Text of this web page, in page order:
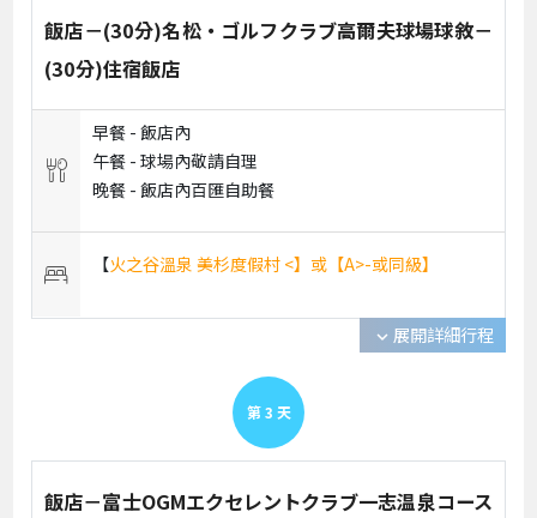
飯店－(30分)名松・ゴルフクラブ高爾夫球場球敘－
(30分)住宿飯店
早餐 -飯店內
午餐 -球場內敬請自理
晚餐 -飯店內百匯自助餐
【火之谷溫泉 美杉度假村 <】或【A>-或同級】
expand_more 展開詳細行程
第 3 天
飯店－富士OGMエクセレントクラブ一志温泉コース